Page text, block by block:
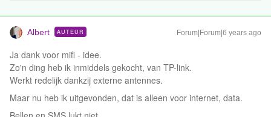
Albert AUTEUR Forum|Forum|6 years ago
Ja dank voor mifi - idee.
Zo'n ding heb ik inmiddels gekocht, van TP-link.
Werkt redelijk dankzij externe antennes.
Maar nu heb ik uitgevonden, dat is alleen voor internet, data.